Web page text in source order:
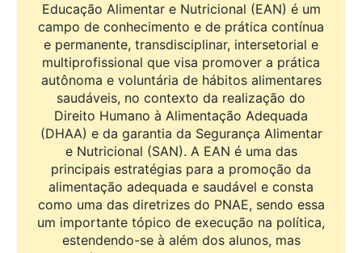
Educação Alimentar e Nutricional (EAN) é um
campo de conhecimento e de prática contínua
e permanente, transdisciplinar, intersetorial e
multiprofissional que visa promover a prática
autônoma e voluntária de hábitos alimentares
saudáveis, no contexto da realização do
Direito Humano à Alimentação Adequada
(DHAA) e da garantia da Segurança Alimentar
e Nutricional (SAN). A EAN é uma das
principais estratégias para a promoção da
alimentação adequada e saudável e consta
como uma das diretrizes do PNAE, sendo essa
um importante tópico de execução na política,
estendendo-se à além dos alunos, mas